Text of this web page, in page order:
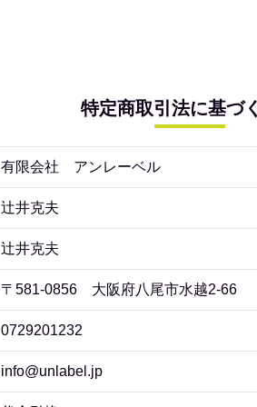
特定商取引法に基づ
有限会社 アンレーベル
辻井克夫
辻井克夫
〒581-0856 大阪府八尾市水越2-66
0729201232
info@unlabel.jp